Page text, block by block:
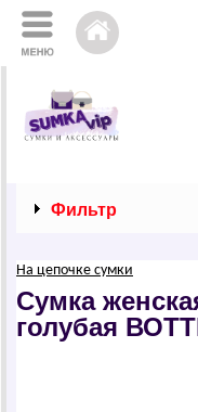
Фильтр
На цепочке сумки
Сумка
голубая